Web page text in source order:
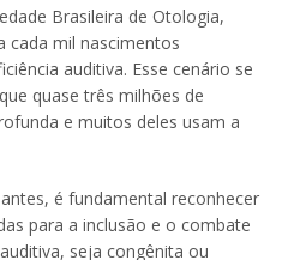
Brasileira de Otologia,
cada mil nascimentos
auditiva. Esse cenário se
quase três milhões de
e muitos deles usam a
é fundamental reconhecer
para a inclusão e o combate
seja congênita ou